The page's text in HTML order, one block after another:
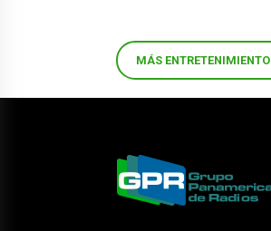
MÁS ENTRETENIMIENTO